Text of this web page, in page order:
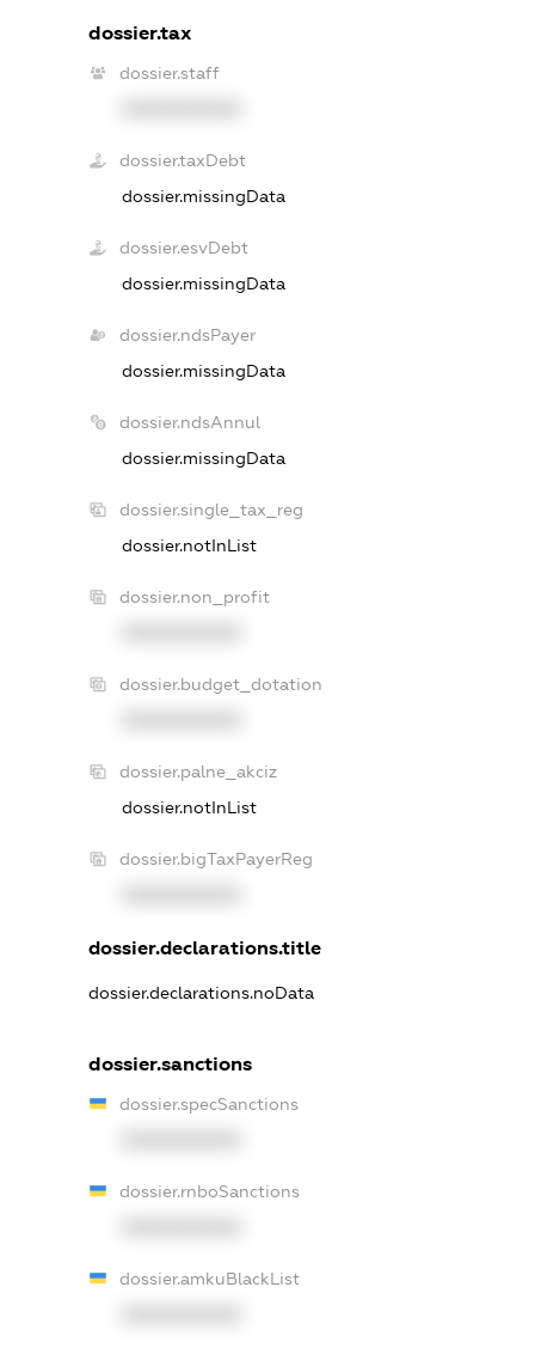
dossier.tax
dossier.staff
dossier.taxDebt
dossier.missingData
dossier.esvDebt
dossier.missingData
dossier.ndsPayer
dossier.missingData
dossier.ndsAnnul
dossier.missingData
dossier.single_tax_reg
dossier.notInList
dossier.non_profit
dossier.budget_dotation
dossier.palne_akciz
dossier.notInList
dossier.bigTaxPayerReg
dossier.declarations.title
dossier.declarations.noData
dossier.sanctions
dossier.specSanctions
dossier.rnboSanctions
dossier.amkuBlackList